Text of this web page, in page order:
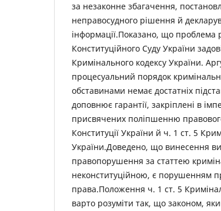
за незаконне збагачення,
неправосудного рішення й
інформації.Показано, що проблема
Конституційного Суду України
Кримінального кодексу України.
процесуальний порядок
обставинами немає достатніх
доповнює гарантії, закріплені в
присвячених поліпшенню
Конституції України й ч. 1 ст. 5
України.Доведено, що винесення
правопорушення за статтею
неконституційною, є порушенням
права.Положення ч. 1 ст. 5
варто розуміти так, що законом,